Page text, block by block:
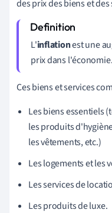
des prix des biens et
L'inflationest une
prix dans l'économie.
Ces biens et services
Les biens essentiels
les produits
les vêtements, etc.)
Les logements et les
Les services de
Les produits de luxe.